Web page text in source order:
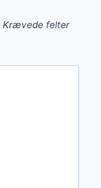
Krævede felter